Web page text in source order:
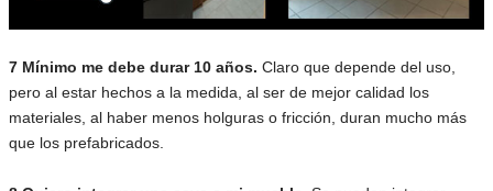
7 Mínimo me debe durar 10 años. Claro que depende del uso,
pero al estar hechos a la medida, al ser de mejor calidad los
materiales, al haber menos holguras o fricción, duran mucho más
que los prefabricados.